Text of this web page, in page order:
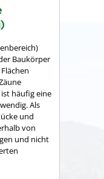
Baukörper
häufig eine
Als
und
von
und nicht